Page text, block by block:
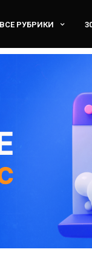
ВСЕ РУБРИКИ